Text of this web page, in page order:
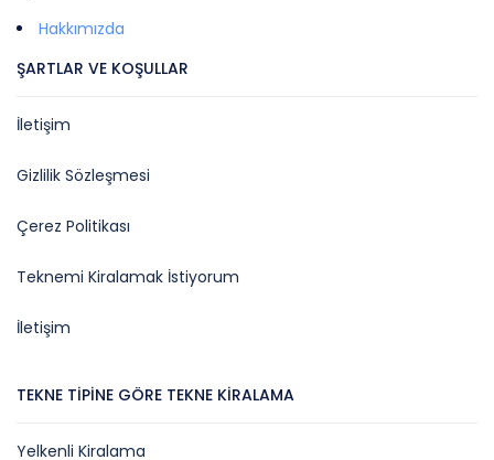
Hakkımızda
ŞARTLAR VE KOŞULLAR
İletişim
Gizlilik Sözleşmesi
Çerez Politikası
Teknemi Kiralamak İstiyorum
İletişim
TEKNE TIPINE GÖRE TEKNE KIRALAMA
Yelkenli Kiralama